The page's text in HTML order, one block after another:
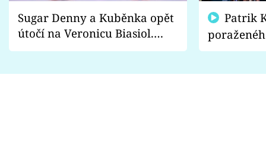
Sugar Denny a Kuběnka opět
útočí na Veronicu Biasiol.
Proč je podle nich falešná a
fanoušci